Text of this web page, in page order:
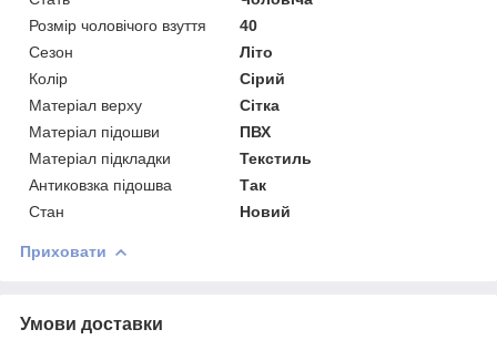
Розмір чоловічого взуття
40
Сезон
Літо
Колір
Сірий
Матеріал верху
Сітка
Матеріал підошви
ПВХ
Матеріал підкладки
Текстиль
Антиковзка підошва
Так
Стан
Новий
Приховати
Умови доставки